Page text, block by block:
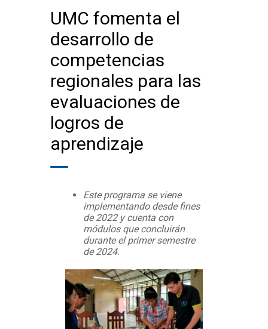
UMC fomenta el
desarrollo de
competencias
regionales para las
evaluaciones de
logros de
aprendizaje
Este programa se viene
implementando desde fines
de 2022 y cuenta con
módulos que concluirán
durante el primer semestre
de 2024.